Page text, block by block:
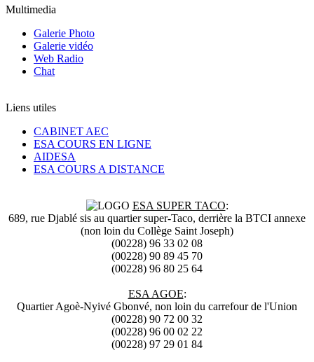
Multimedia
Galerie Photo
Galerie vidéo
Web Radio
Chat
Liens utiles
CABINET AEC
ESA COURS EN LIGNE
AIDESA
ESA COURS A DISTANCE
ESA SUPER TACO:
689, rue Djablé sis au quartier super-Taco, derrière la BTCI annexe
(non loin du Collège Saint Joseph)
(00228) 96 33 02 08
(00228) 90 89 45 70
(00228) 96 80 25 64
ESA AGOE:
Quartier Agoè-Nyivé Gbonvé, non loin du carrefour de l'Union
(00228) 90 72 00 32
(00228) 96 00 02 22
(00228) 97 29 01 84